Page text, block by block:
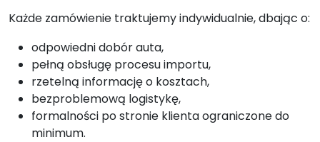
Każde zamówienie traktujemy indywidualnie, dbając o:
odpowiedni dobór auta,
pełną obsługę procesu importu,
rzetelną informację o kosztach,
bezproblemową logistykę,
formalności po stronie klienta ograniczone do
minimum.